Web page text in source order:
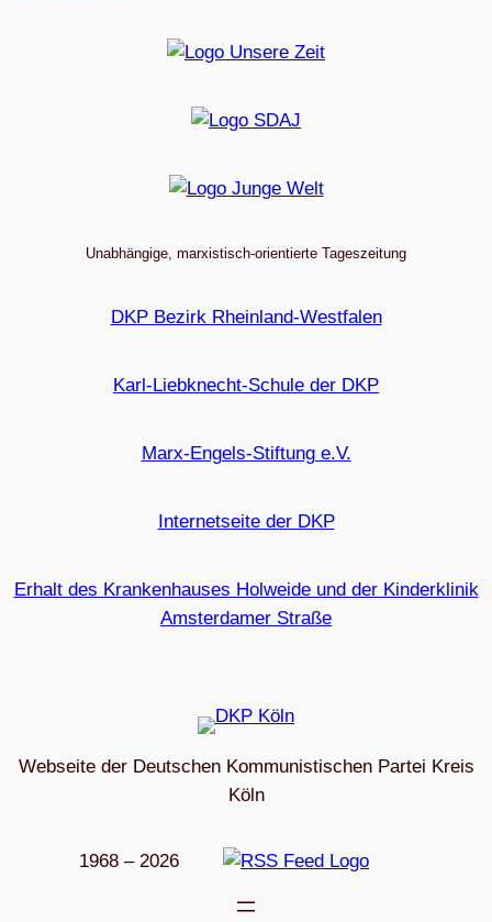
Unabhängige, marxistisch-orientierte Tageszeitung
DKP Bezirk Rheinland-Westfalen
Karl-Liebknecht-Schule der DKP
Marx-Engels-Stiftung e.V.
Internetseite der DKP
Erhalt des Krankenhauses Holweide und der Kinderklinik
Amsterdamer Straße
Webseite der Deutschen Kommunistischen Partei Kreis
Köln
1968 – 2026